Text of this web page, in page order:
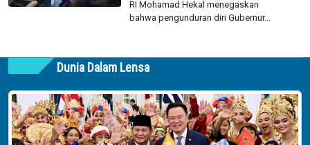
RI Mohamad Hekal menegaskan
bahwa pengunduran diri Gubernur...
Dunia Dalam Lensa